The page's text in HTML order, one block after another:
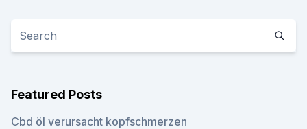
Featured Posts
Cbd öl verursacht kopfschmerzen